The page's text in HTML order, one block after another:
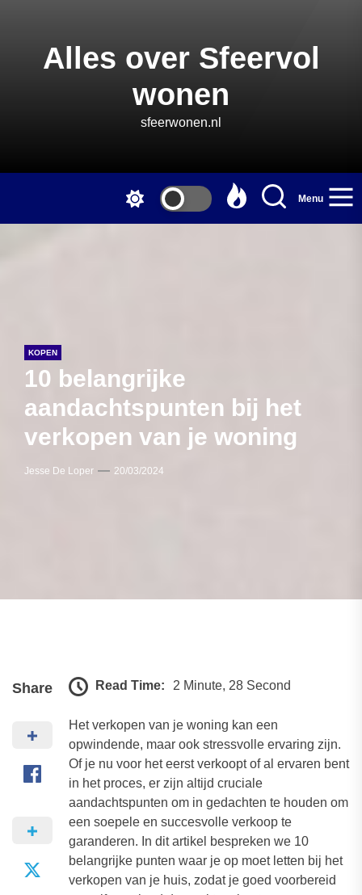
Alles over Sfeervol
wonen
sfeerwonen.nl
Menu
KOPEN
10 belangrijke
aandachtspunten bij het
verkopen van je woning
Jesse De Loper 20/03/2024
Share Read Time: 2 Minute, 28 Second
Het verkopen van je woning kan een
opwindende, maar ook stressvolle ervaring zijn.
Of je nu voor het eerst verkoopt of al ervaren bent
in het proces, er zijn altijd cruciale
aandachtspunten om in gedachten te houden om
een soepele en succesvolle verkoop te
garanderen. In dit artikel bespreken we 10
belangrijke punten waar je op moet letten bij het
verkopen van je huis, zodat je goed voorbereid